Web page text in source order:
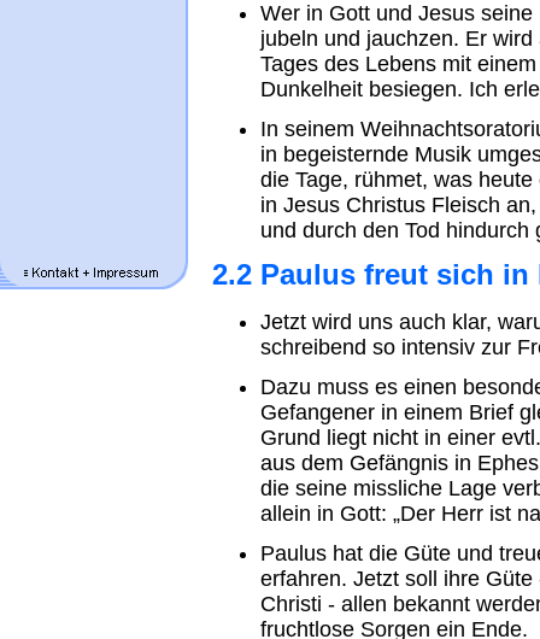
Wer in Gott und Jesus
jubeln und jauchzen. Er
Tages des Lebens mit
Dunkelheit besiegen. Ich
In seinem
in begeisternde Musik
die Tage, rühmet, was
in Jesus Christus Fleisch
und durch den Tod
2.2 Paulus freut sich in
Jetzt wird uns auch klar,
schreibend so intensiv zur
Dazu muss es einen
Gefangener in einem Brief
Grund liegt nicht in einer
aus dem Gefängnis in
die seine missliche Lage
allein in Gott: „Der Herr ist
Paulus hat die Güte und
erfahren. Jetzt soll ihre
Christi - allen bekannt
fruchtlose Sorgen ein Ende.